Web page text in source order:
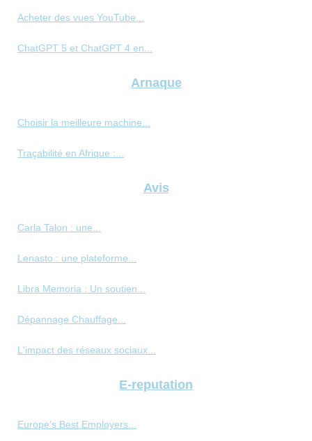
Acheter des vues YouTube...
ChatGPT 5 et ChatGPT 4 en...
Arnaque
Choisir la meilleure machine...
Traçabilité en Afrique :...
Avis
Carla Talon : une...
Lenasto : une plateforme...
Libra Memoria : Un soutien...
Dépannage Chauffage...
L'impact des réseaux sociaux...
E-reputation
Europe’s Best Employers...